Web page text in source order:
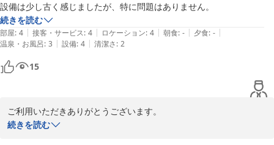
また京都へお越しの際は、ぜひアーバンホテル京都をご利用くださ
いませ。
スタッフ一同、心よりお待ちしております。
アーバンホテル京都
2026-07-27
設備は少し古く感じましたが、特に問題はありません。
続きを読む
部屋: 4 | 接客・サービス: 4 | ロケーション: 4 | 朝食: - | 夕食: - |
温泉・お風呂: 3 | 設備: 4 | 清潔さ: 2
15
ご利用いただきありがとうございます。
続きを読む